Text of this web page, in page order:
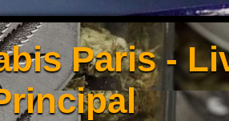
Paris -